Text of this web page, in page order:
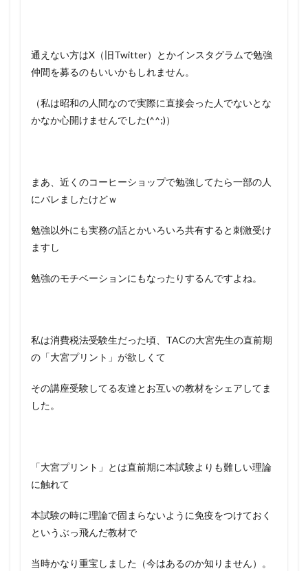
通えない方はX（旧Twitter）とかインスタグラムで勉強
仲間を募るのもいいかもしれません。
（私は昭和の人間なので実際に直接会った人でないとな
かなか心開けませんでした(^^;)）
まあ、近くのコーヒーショップで勉強してたら一部の人
にバレましたけどｗ
勉強以外にも実務の話とかいろいろ共有すると刺激受け
ますし
勉強のモチベーションにもなったりするんですよね。
私は消費税法受験生だった頃、TACの大宮先生の直前期
の「大宮プリント」が欲しくて
その講座受験してる友達とお互いの教材をシェアしてま
した。
「大宮プリント」とは直前期に本試験よりも難しい理論
に触れて
本試験の時に理論で固まらないように免疫をつけておく
というぶっ飛んだ教材で
当時かなり重宝しました（今はあるのか知りません）。